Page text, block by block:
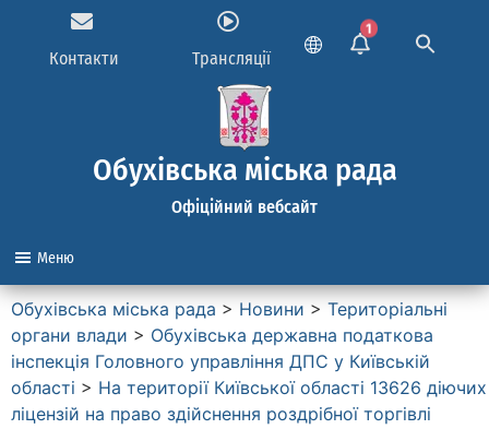
Контакти Трансляції
1
Обухівська міська рада
Офіційний вебсайт
Меню
Обухівська міська рада > Новини > Територіальні
органи влади > Обухівська державна податкова
інспекція Головного управління ДПС у Київській
області > На території Київської області 13626 діючих
ліцензій на право здійснення роздрібної торгівлі